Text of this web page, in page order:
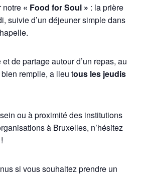
notre « Food for Soul » : la prière
suivie d’un déjeuner simple dans
de partage autour d’un repas, au
remplie, a lieu tous les jeudis
ou à proximité des institutions
à Bruxelles, n’hésitez
si vous souhaitez prendre un